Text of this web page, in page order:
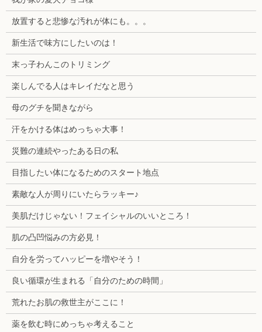
放置すると悲惨な汚れが体にも。。。
新生活で味方にしたいのは！
末っ子わんこのトリミング
楽しんでる人はキレイだなと思う
母のグチを聞きながら
汗をかける体はめっちゃ大事！
災難の連続やったある日の私
目指したい体になるためのスタート地点
素敵な人が周りにいたらラッキー♪
美肌だけじゃない！フェイシャルのいいところ！
肌の凸凹悩みの方必見！
自分を労ってハッピーを増やそう！
良い循環が生まれる「自分のための時間」
荒れたお肌の救世主がここに！
薬を飲む時にめっちゃ考えること